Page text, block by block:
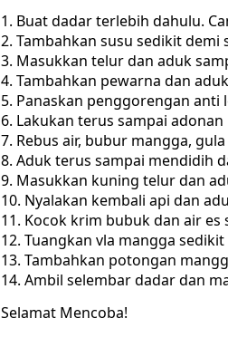
Buat dadar terlebih dahulu.
Tambahkan susu sedikit
Masukkan telur dan aduk
Tambahkan pewarna dan
Panaskan penggorengan
Lakukan terus sampai
Rebus air, bubur mangga,
Aduk terus sampai mendidih
Masukkan kuning telur dan
Nyalakan kembali api dan
Kocok krim bubuk dan air es
Tuangkan vla mangga
Tambahkan potongan
Ambil selembar dadar dan
Selamat Mencoba!